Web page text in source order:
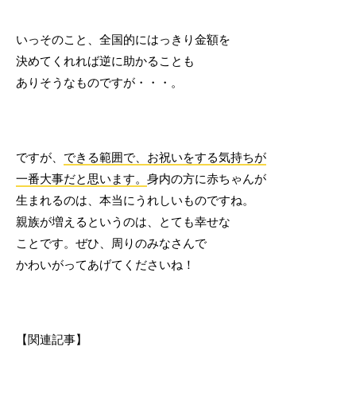
いっそのこと、全国的にはっきり金額を
決めてくれれば逆に助かることも
ありそうなものですが・・・。
ですが、 できる範囲で、お祝いをする気持ちが
一番大事だと思います。 身内の方に赤ちゃんが
生まれるのは、本当にうれしいものですね。
親族が増えるというのは、とても幸せな
ことです。ぜひ、周りのみなさんで
かわいがってあげてくださいね！
【関連記事】